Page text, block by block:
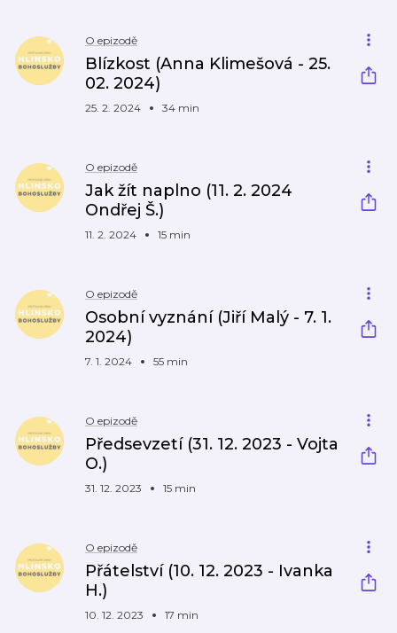
O epizodě
Blízkost (Anna Klimešová - 25.
02. 2024)
25. 2. 2024 34 min
O epizodě
Jak žít naplno (11. 2. 2024
Ondřej Š.)
11. 2. 2024 15 min
O epizodě
Osobní vyznání (Jiří Malý - 7. 1.
2024)
7. 1. 2024 55 min
O epizodě
Předsevzetí (31. 12. 2023 - Vojta
O.)
31. 12. 2023 15 min
O epizodě
Přátelství (10. 12. 2023 - Ivanka
H.)
10. 12. 2023 17 min